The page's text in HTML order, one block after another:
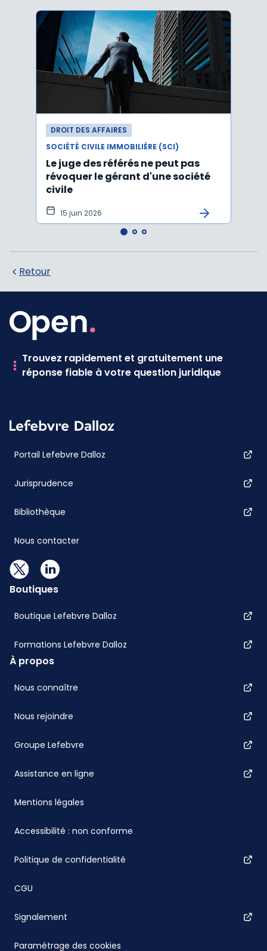
DROIT DES AFFAIRES
SOCIÉTÉ CIVILE IMMOBILIÈRE (SCI)
Le juge des référés ne peut pas
révoquer le gérant d'une société
civile
15 juin 2026
Retour
Trouvez rapidement et gratuitement une
réponse fiable à votre question juridique
Portail Lefebvre Dalloz
Jurisprudence
Bibliothèque
Nous contacter
Boutiques
Boutique Lefebvre Dalloz
Formations Lefebvre Dalloz
À propos
Nous connaître
Nous rejoindre
Groupe Lefebvre
Assistance en ligne
Mentions légales
Accessibilité : non conforme
Politique de confidentialité
CGU
Signalement
Paramétrage des cookies